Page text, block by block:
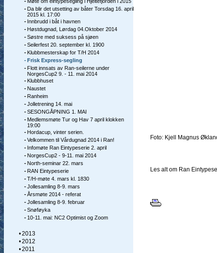
-Da blir det utsetting av båter Torsdag 16. april
2015 kl. 17:00
- Innbrudd i båt i havnen
-Høstdugnad, Lørdag 04.Oktober 2014
-Søstre med suksess på sjøen
-Seilerfest 20. september kl. 1900
-Klubbmesterskap for T/H 2014
-Frisk Express-segling
-Flott innsats av Ran-seilerne under
NorgesCup2 9. - 11. mai 2014
-Klubbhuset
-Naustet
-Ranheim
-Jolletrening 14. mai
-SESONGÅPNING 1. MAI
-Medlemsmøte Tur og Hav 7 april klokken
19:00
-Hordacup, vinter serien.
-Velkommen til Vårdugnad 2014 i Ran!
- Infomøte Ran Eintypeserie 2. april
-NorgesCup2 - 9-11. mai 2014
-North-seminar 22. mars
-RAN Eintypeserie
-T/H-møte 4. mars kl. 1830
-Jollesamling 8-9. mars
-Årsmøte 2014 - referat
-Jollesamling 8-9. februar
-Snøføyka
- 10-11. mai: NC2 Optimist og Zoom
•2013
•2012
•2011
Foto: Kjell Magnus
Les alt om Ran